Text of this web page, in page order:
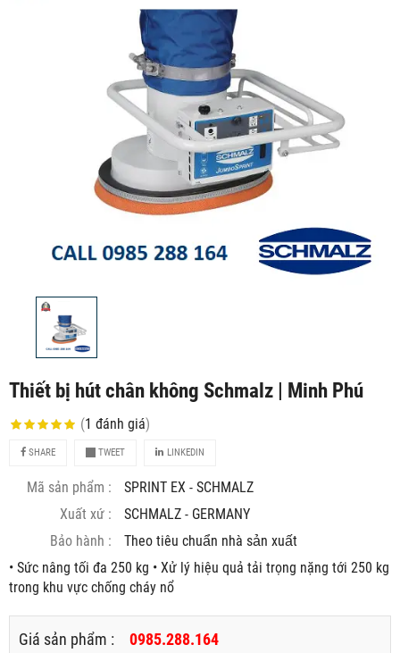
Thiết bị hút chân không Schmalz | Minh Phú
(1 đánh giá)
SHARE TWEET LINKEDIN
Mã sản phẩm :
SPRINT EX - SCHMALZ
Xuất xứ :
SCHMALZ - GERMANY
Bảo hành :
Theo tiêu chuẩn nhà sản xuất
• Sức nâng tối đa 250 kg • Xử lý hiệu quả tải trọng nặng tới 250 kg
trong khu vực chống cháy nổ
Giá sản phẩm : 0985.288.164